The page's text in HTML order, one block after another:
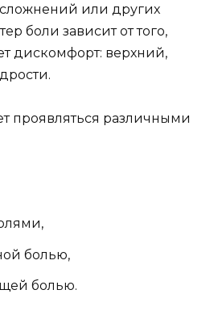
или других
боли зависит от того,
дискомфорт: верхний,
проявляться различными
болью,
болью.